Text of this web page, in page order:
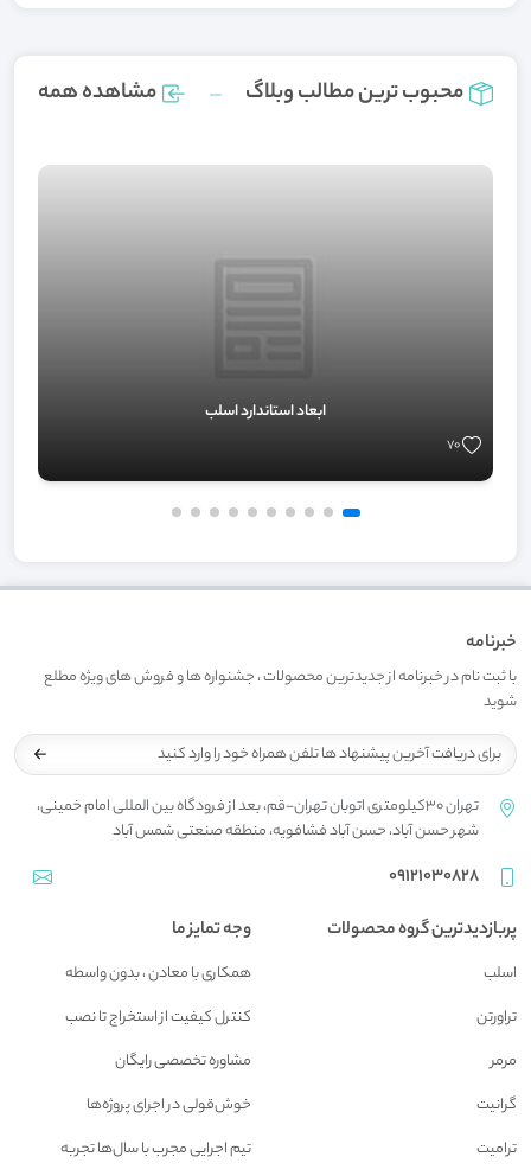
محبوب ترین مطالب وبلاگ مشاهده همه
ابعاد استاندارد اسلب
70
خبرنامه
با ثبت نام در خبرنامه از جدیدترین محصولات ، جشنواره ها و فروش های ویژه مطلع
شوید
تهران 30کیلومتری اتوبان تهران-قم، بعد از فرودگاه بین المللی امام خمینی،
شهر حسن آباد، حسن آباد فشافویه، منطقه صنعتی شمس آباد
09121030828
پربازدیدترین گروه محصولات
اسلب
تراورتن
مرمر
گرانیت
ترامیت
وجه تمایز ما
همکاری با معادن ، بدون واسطه
کنترل کیفیت از استخراج تا نصب
مشاوره تخصصی رایگان
خوش‌قولی در اجرای پروژه‌ها
تیم اجرایی مجرب با سال‌ها تجربه